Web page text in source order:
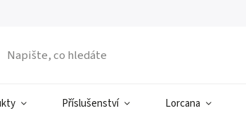
Příslušenství Lorcana